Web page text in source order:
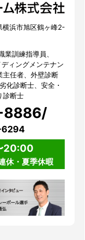
横浜市旭区鶴ヶ峰2-
業訓練指導員、
ィングメンテナン
主任者、外壁診断
化診断士、安全・
診断士
6294
20:00
休・夏季休暇